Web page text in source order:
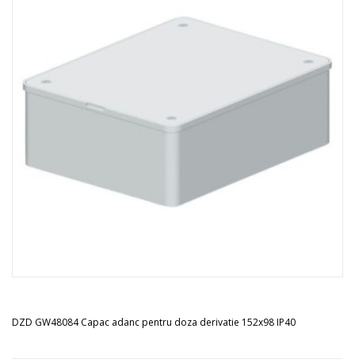
DZD GW48084 Capac adanc pentru doza derivatie 152x98 IP40